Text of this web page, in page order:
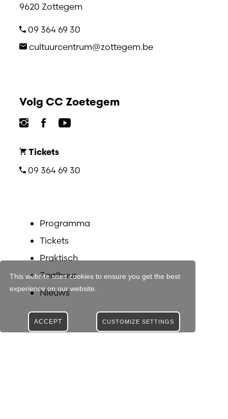
This website uses cookies to ensure you get the best
experience on our website.
CUSTOMIZE SETTINGS
ACCEPT
9620 Zottegem
09 364 69 30
cultuurcentrum@zottegem.be
Volg CC Zoetegem
Tickets
09 364 69 30
Programma
Tickets
Praktisch
Zaalhuur
Nieuws